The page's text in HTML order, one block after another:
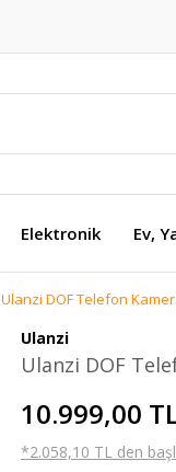
Elektronik Ev,
Ulanzi DOF Telefon
Ulanzi
Ulanzi DOF
10.999,00
*2.058,10 TL den